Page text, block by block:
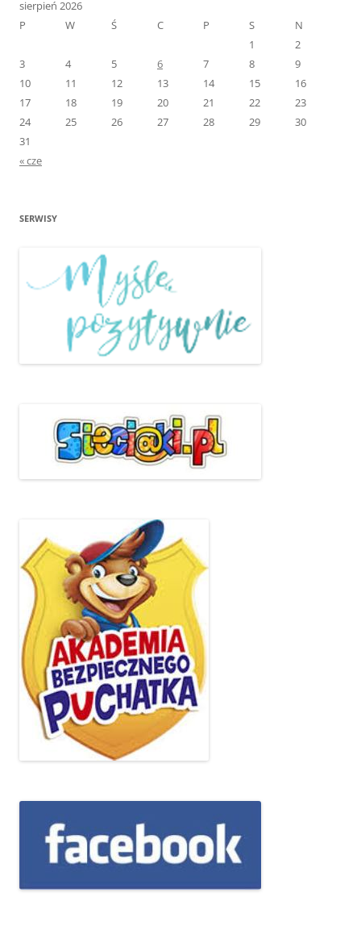
sierpień 2026
P
W Ś C P S
N
1
2
3
4 5 6 7 8
9
10
11 12 13 14 15
16
17
18 19 20 21 22
23
24
25 26 27 28 29
30
31
« cze
SERWISY